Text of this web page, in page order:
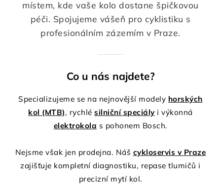
místem, kde vaše kolo dostane špičkovou
péči. Spojujeme vášeň pro cyklistiku s
profesionálním zázemím v Praze.
Co u nás najdete?
Specializujeme se na nejnovější modely horských
kol (MTB), rychlésilniční speciályi výkonná
elektrokola s pohonem Bosch.
Nejsme však jen prodejna. Náš cykloservis v Praze
zajišťuje kompletní diagnostiku, repase tlumičů i
precizní mytí kol.